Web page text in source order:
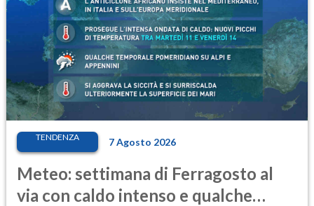
TENDENZA 7 Agosto 2026
Meteo: settimana di Ferragosto al
via con caldo intenso e qualche